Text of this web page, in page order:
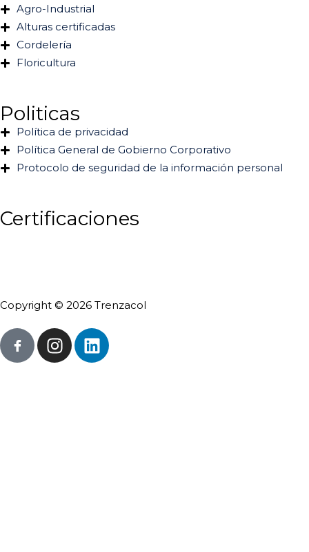
Agro-Industrial
Alturas certificadas
Cordelería
Floricultura
Politicas
Política de privacidad
Política General de Gobierno Corporativo
Protocolo de seguridad de la información personal
Certificaciones
Copyright © 2026 Trenzacol